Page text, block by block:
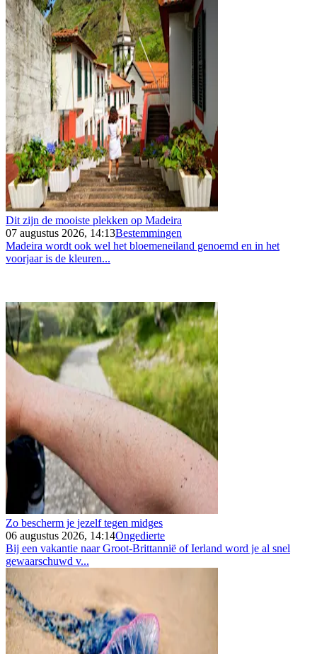
Dit zijn de mooiste plekken op Madeira
07 augustus 2026, 14:13Bestemmingen
Madeira wordt ook wel het bloemeneiland genoemd en in het
voorjaar is de kleuren...
Zo bescherm je jezelf tegen midges
06 augustus 2026, 14:14Ongedierte
Bij een vakantie naar Groot-Brittannië of Ierland word je al snel
gewaarschuwd v...